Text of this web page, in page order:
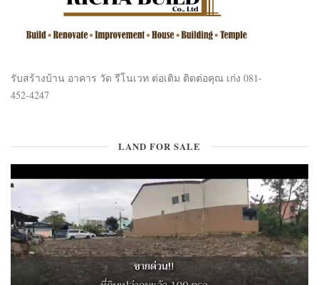
รับสร้างบ้าน อาคาร วัด รีโนเวท ต่อเติม ติดต่อคุณ เก่ง 081-
452-4247
LAND FOR SALE